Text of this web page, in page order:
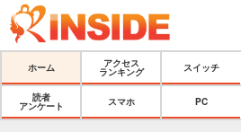
ホーム
アクセス
ランキング
スイッチ
読者
アンケート
スマホ PC